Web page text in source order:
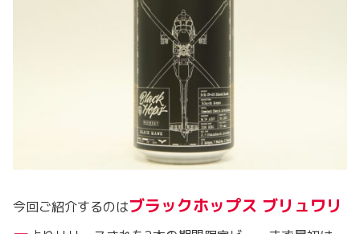
今回ご紹介するのはブラックホップス ブリュワリ